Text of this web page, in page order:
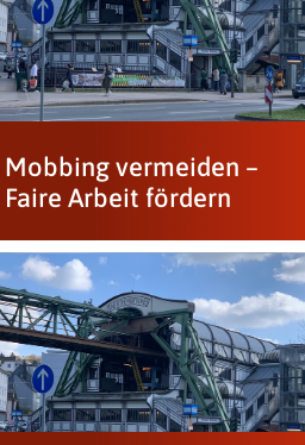
Mobbing vermeiden –
Faire Arbeit fördern